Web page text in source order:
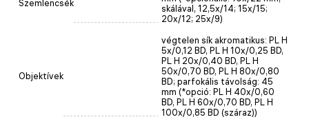
Szemlencsék
skálával, 12,5x/14; 15x/15;
20x/12; 25x/9)
Objektívek
végtelen sík akromatikus: PL H
5x/0,12 BD, PL H 10x/0,25 BD,
PL H 20x/0,40 BD, PL H
50x/0,70 BD, PL H 80x/0,80
BD; parfokális távolság: 45
mm (*opció: PL H 40x/0,60
BD, PL H 60x/0,70 BD, PL H
100x/0,85 BD (száraz))